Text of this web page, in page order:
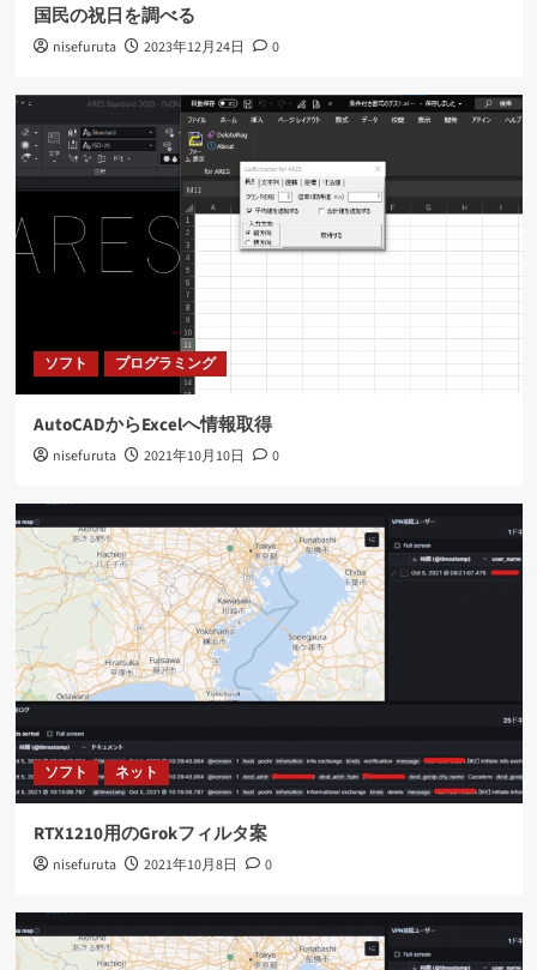
ソフト
RTX1210用のGrokフィルタ案
5
ソフト ネット
RTX1210のログをelasticsearchで扱う(後編)
国民の祝日を調べる
nisefuruta 2023年12月24日 0
ソフト プログラミング
AutoCADからExcelへ情報取得
nisefuruta 2021年10月10日 0
ソフト ネット
RTX1210用のGrokフィルタ案
nisefuruta 2021年10月8日 0